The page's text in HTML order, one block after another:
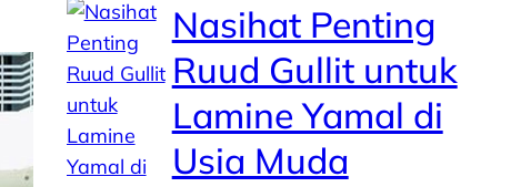
Nasihat Penting
Ruud Gullit untuk
Lamine Yamal di
Usia Muda